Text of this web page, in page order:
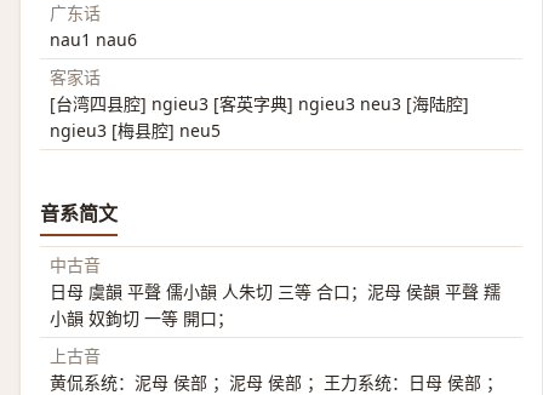
广东话
nau1 nau6
客家话
[台湾四县腔] ngieu3 [客英字典] ngieu3 neu3 [海陆腔]
ngieu3 [梅县腔] neu5
音系简文
中古音
日母 虞韻 平聲 儒小韻 人朱切 三等 合口；泥母 侯韻 平聲 羺
小韻 奴鉤切 一等 開口；
上古音
黄侃系统：泥母 侯部 ；泥母 侯部 ；王力系统：日母 侯部 ；